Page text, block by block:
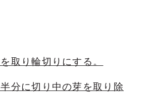
取り輪切りにする。
分に切り中の芽を取り除